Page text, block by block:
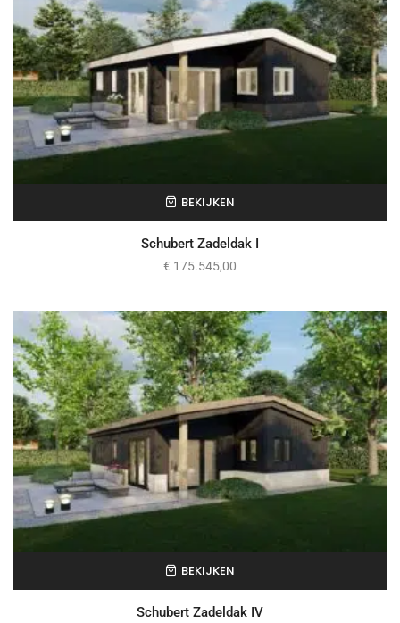
BEKIJKEN
Schubert Zadeldak I
€ 175.545,00
BEKIJKEN
Schubert Zadeldak IV